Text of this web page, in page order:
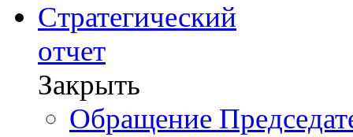
Стратегический
отчет
Закрыть
Обращение